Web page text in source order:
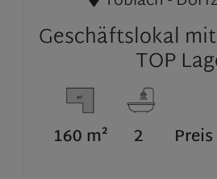
Geschäftslokal
TOP
160 m² 2